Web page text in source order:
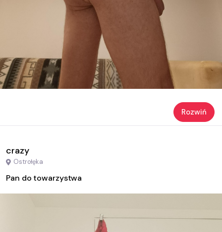
Rozwiń
crazy
Ostrołęka
Pan do towarzystwa